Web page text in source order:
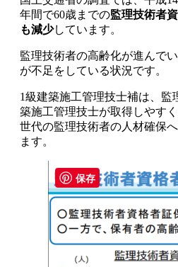
年間で60歳までの監理技術者
も減少しています。
監理技術者の高齢化が進んで
が不足をしている状況です。
1級建築施工管理技士補は、監
築施工管理技士が取得しやす
世代の監理技術者の人材確保
ます。
保存